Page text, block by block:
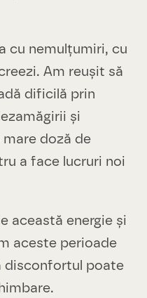
cu nemulțumiri, cu
Am reușit să
dificilă prin
și
doză de
a face lucruri noi
această energie și
aceste perioade
disconfortul poate